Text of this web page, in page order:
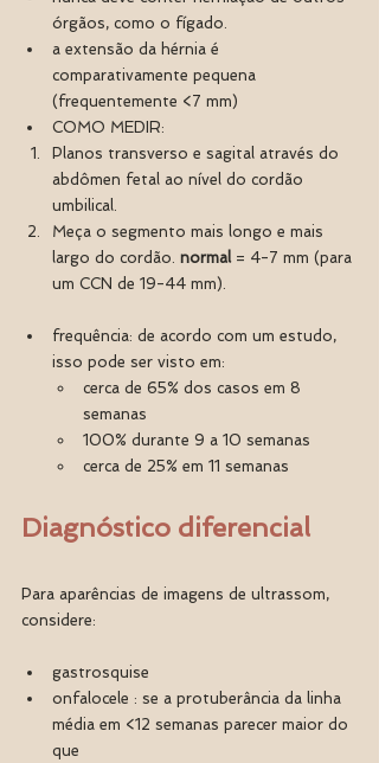
órgãos, como o fígado.
a extensão da hérnia é
comparativamente pequena
(frequentemente <7 mm)
COMO MEDIR:
Planos transverso e sagital através do
abdômen fetal ao nível do cordão
umbilical.
Meça o segmento mais longo e mais
largo do cordão. normal = 4-7 mm (para
um CCN de 19-44 mm).
frequência: de acordo com um estudo,
isso pode ser visto em:
cerca de 65% dos casos em 8
semanas
100% durante 9 a 10 semanas
cerca de 25% em 11 semanas
Diagnóstico diferencial
Para aparências de imagens de ultrassom,
considere:
gastrosquise
onfalocele : se a protuberância da linha
média em <12 semanas parecer maior do
que